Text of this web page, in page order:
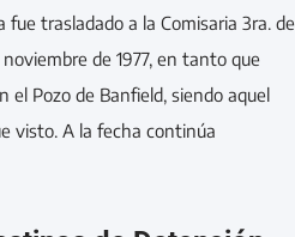
trasladado a la Comisaria 3ra. de
de 1977, en tanto que
el Pozo de Banfield, siendo aquel
visto. A la fecha continúa